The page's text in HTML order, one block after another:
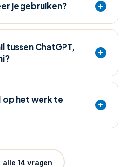
je gebruiken?
tussen ChatGPT,
op het werk te
alle 14 vragen